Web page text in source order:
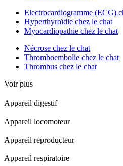
Electrocardiogramme (ECG)
Hyperthyroïdie chez le chat
Myocardiopathie chez le chat
Nécrose chez le chat
Thromboembolie chez le chat
Thrombus chez le chat
Voir plus
Appareil digestif
Appareil locomoteur
Appareil reproducteur
Appareil respiratoire